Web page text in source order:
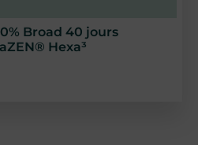
Broad 40 jours
Hexa³